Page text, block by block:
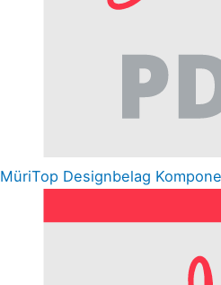
MüriTop Designbelag